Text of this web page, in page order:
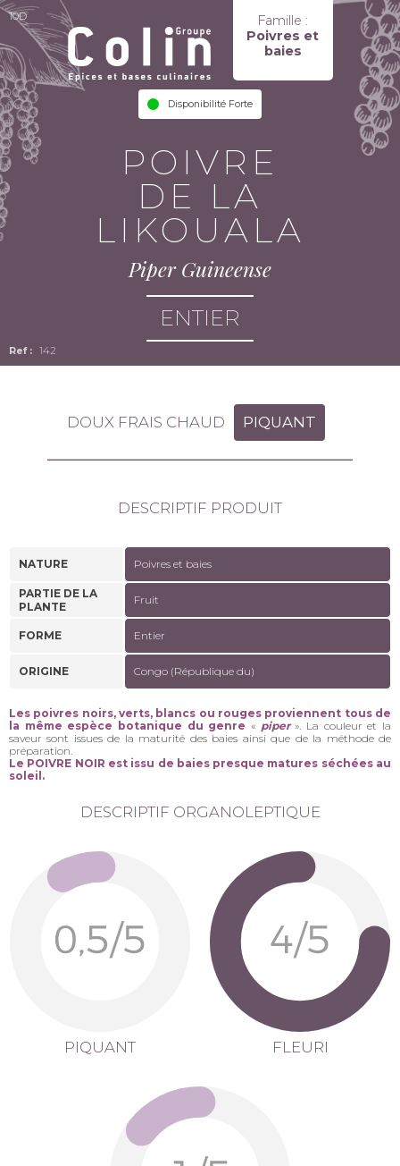
Famille :
Poivres et
baies
Disponibilité Forte
10D
142
POIVRE
DE LA
LIKOUALA
Piper Guineense
ENTIER
DOUX FRAIS CHAUD PIQUANT
DESCRIPTIF PRODUIT
NATURE Poivres et baies
PARTIE DE LA
PLANTE
Fruit
FORME Entier
ORIGINE Congo (République du)
Les poivres noirs, verts, blancs ou rouges proviennent tous de
la même espèce
botanique du genre « piper ». La couleur et la
saveur sont issues de la maturité des baies ainsi que de la méthode de
préparation.
Le POIVRE NOIR est issu de baies presque matures séchées au
soleil.
DESCRIPTIF ORGANOLEPTIQUE
PIQUANT FLEURI